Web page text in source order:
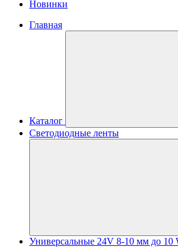
Новинки
Главная
Каталог
Светодиодные ленты
Универсальные 24V 8-10 мм до 10